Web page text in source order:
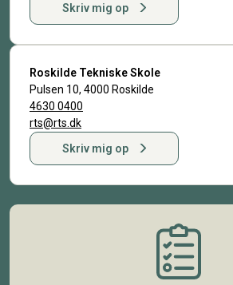
Skriv mig op
Roskilde Tekniske Skole
Pulsen 10, 4000 Roskilde
4630 0400
rts@rts.dk
Skriv mig op